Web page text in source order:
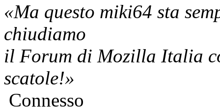
«Ma questo miki64 sta
chiudiamo
il Forum di Mozilla Italia
scatole!»
Connesso